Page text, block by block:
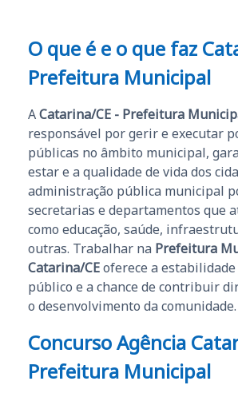
O que é e o que faz
Prefeitura Municipal
ACatarina/CE - Prefeitura
responsável por gerir e executar
públicas no âmbito municipal,
estar e a qualidade de vida dos
administração pública municipal
secretarias e departamentos que
como educação, saúde,
outras. Trabalhar na Prefeitura
Catarina/CEoferece a estabilidade
público e a chance de contribuir
o desenvolvimento da comunidade.
Concurso Agência
Prefeitura Municipal